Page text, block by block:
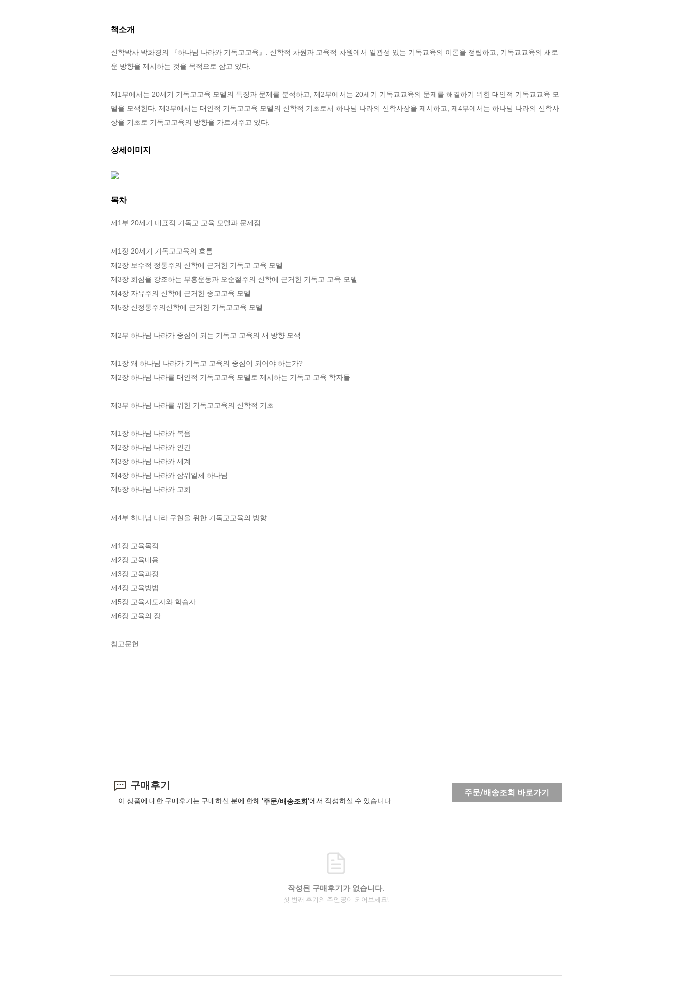
책소개
신학박사 박화경의 『하나님 나라와 기독교교육』. 신학적 차원과 교육적 차원에서 일관성 있는 기독교육의 이론을 정립하고, 기독교교육의 새로
운 방향을 제시하는 것을 목적으로 삼고 있다.
제1부에서는 20세기 기독교교육 모델의 특징과 문제를 분석하고, 제2부에서는 20세기 기독교교육의 문제를 해결하기 위한 대안적 기독교교육 모
델을 모색한다. 제3부에서는 대안적 기독교교육 모델의 신학적 기초로서 하나님 나라의 신학사상을 제시하고, 제4부에서는 하나님 나라의 신학사
상을 기초로 기독교교육의 방향을 가르쳐주고 있다.
상세이미지
목차
제1부 20세기 대표적 기독교 교육 모델과 문제점
제1장 20세기 기독교교육의 흐름
제2장 보수적 정통주의 신학에 근거한 기독교 교육 모델
제3장 회심을 강조하는 부흥운동과 오순절주의 신학에 근거한 기독교 교육 모델
제4장 자유주의 신학에 근거한 종교교육 모델
제5장 신정통주의신학에 근거한 기독교교육 모델
제2부 하나님 나라가 중심이 되는 기독교 교육의 새 방향 모색
제1장 왜 하나님 나라가 기독교 교육의 중심이 되어야 하는가?
제2장 하나님 나라를 대안적 기독교교육 모델로 제시하는 기독교 교육 학자들
제3부 하나님 나라를 위한 기독교교육의 신학적 기초
제1장 하나님 나라와 복음
제2장 하나님 나라와 인간
제3장 하나님 나라와 세계
제4장 하나님 나라와 삼위일체 하나님
제5장 하나님 나라와 교회
제4부 하나님 나라 구현을 위한 기독교교육의 방향
제1장 교육목적
제2장 교육내용
제3장 교육과정
제4장 교육방법
제5장 교육지도자와 학습자
제6장 교육의 장
참고문헌
구매후기
이 상품에 대한 구매후기는 구매하신 분에 한해 '주문/배송조회'에서 작성하실 수 있습니다.
주문/배송조회 바로가기
작성된 구매후기가 없습니다.
첫 번째 후기의 주인공이 되어보세요!